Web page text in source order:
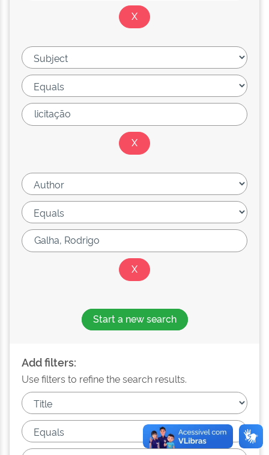
Start a new search
Add filters:
Use filters to refine the search results.